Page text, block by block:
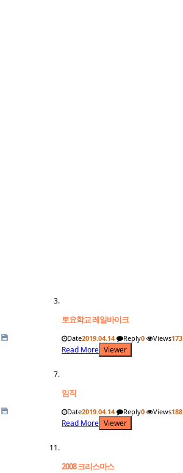
토요학교 레일바이크
Date2019.04.14 Reply0 Views173
Read More Viewer
임직
Date2019.04.14 Reply0 Views188
Read More Viewer
2008 크리스마스